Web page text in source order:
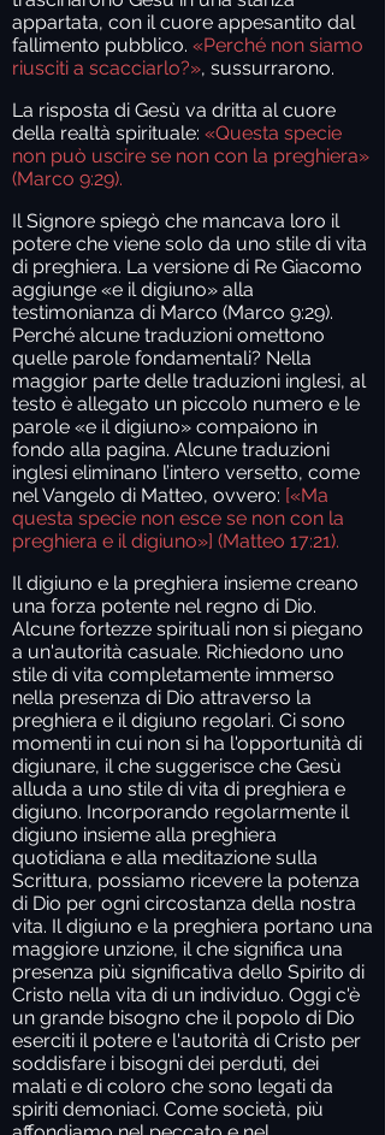
appartata, con il cuore appesantito dal
fallimento pubblico. «Perché non siamo
riusciti a scacciarlo?», sussurrarono.
La risposta di Gesù va dritta al cuore
della realtà spirituale: «Questa specie
non può uscire se non con la preghiera»
(Marco 9:29).
Il Signore spiegò che mancava loro il
potere che viene solo da uno stile di vita
di preghiera. La versione di Re Giacomo
aggiunge «e il digiuno» alla
testimonianza di Marco (Marco 9:29).
Perché alcune traduzioni omettono
quelle parole fondamentali? Nella
maggior parte delle traduzioni inglesi, al
testo è allegato un piccolo numero e le
parole «e il digiuno» compaiono in
fondo alla pagina. Alcune traduzioni
inglesi eliminano l’intero versetto, come
nel Vangelo di Matteo, ovvero: [«Ma
questa specie non esce se non con la
preghiera e il digiuno»] (Matteo 17:21).
Il digiuno e la preghiera insieme creano
una forza potente nel regno di Dio.
Alcune fortezze spirituali non si piegano
a un'autorità casuale. Richiedono uno
stile di vita completamente immerso
nella presenza di Dio attraverso la
preghiera e il digiuno regolari. Ci sono
momenti in cui non si ha l'opportunità di
digiunare, il che suggerisce che Gesù
alluda a uno stile di vita di preghiera e
digiuno. Incorporando regolarmente il
digiuno insieme alla preghiera
quotidiana e alla meditazione sulla
Scrittura, possiamo ricevere la potenza
di Dio per ogni circostanza della nostra
vita. Il digiuno e la preghiera portano una
maggiore unzione, il che significa una
presenza più significativa dello Spirito di
Cristo nella vita di un individuo. Oggi c'è
un grande bisogno che il popolo di Dio
eserciti il potere e l'autorità di Cristo per
soddisfare i bisogni dei perduti, dei
malati e di coloro che sono legati da
spiriti demoniaci. Come società, più